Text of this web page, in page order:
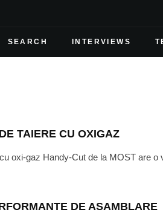
SEARCH INTERVIEWS
TAIERE CU OXIGAZ
oxi-gaz Handy-Cut de la MOST are
DE ASAMBLARE